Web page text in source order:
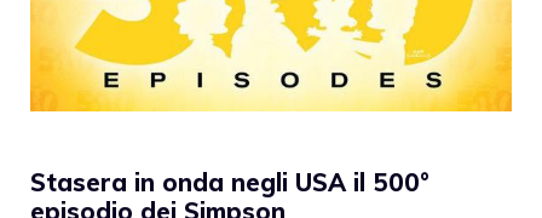
Stasera in onda negli USA il 500°
episodio dei Simpson